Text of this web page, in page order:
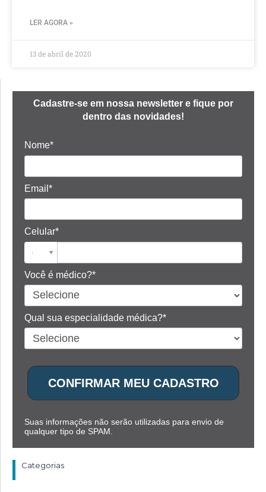
LER AGORA »
13 de abril de 2020
Cadastre-se em nossa newsletter e fique por
dentro das novidades!
Nome*
Email*
Celular*
Você é médico?*
Qual sua especialidade médica?*
CONFIRMAR MEU CADASTRO
Suas informações não serão utilizadas para envio de
qualquer tipo de SPAM.
Categorias